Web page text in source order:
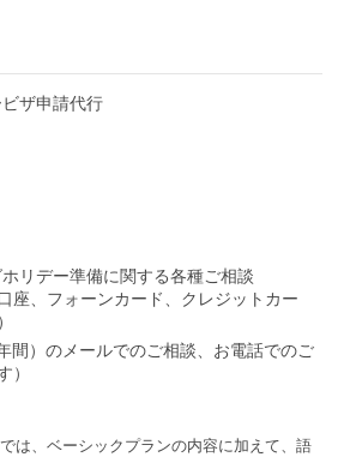
ザ申請代行
リデー準備に関する各種ご相談
座、フォーンカード、クレジットカー
間）のメールでのご相談、お電話でのご
）
は、ベーシックプランの内容に加えて、語